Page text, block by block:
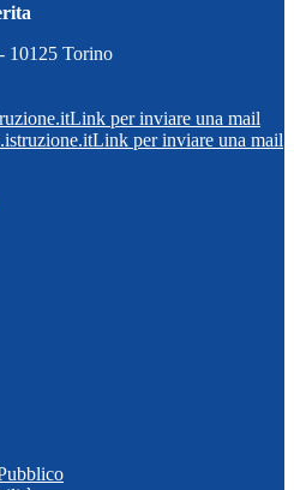
10125 Torino
Link per inviare una mail
Link per inviare una mail